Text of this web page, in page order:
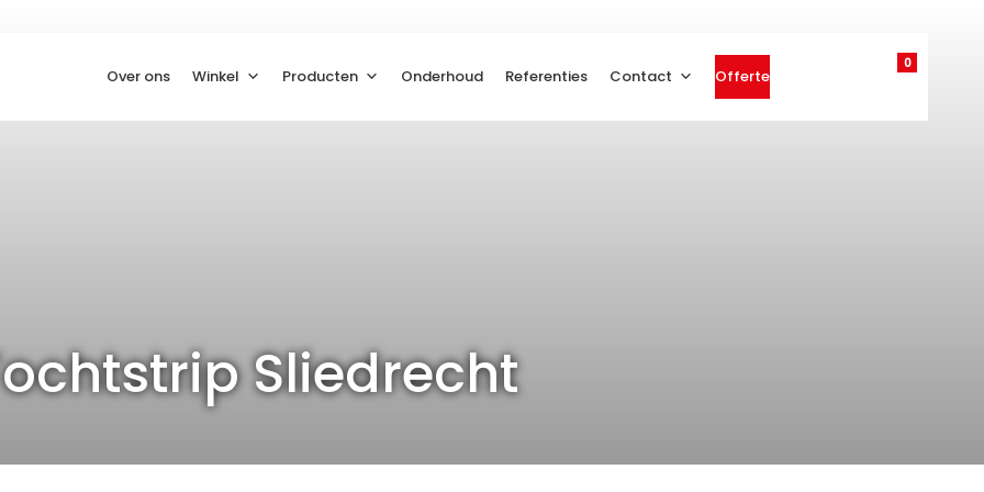
Over ons Winkel Producten Onderhoud Referenties Contact Offerte
0
Sliedrecht